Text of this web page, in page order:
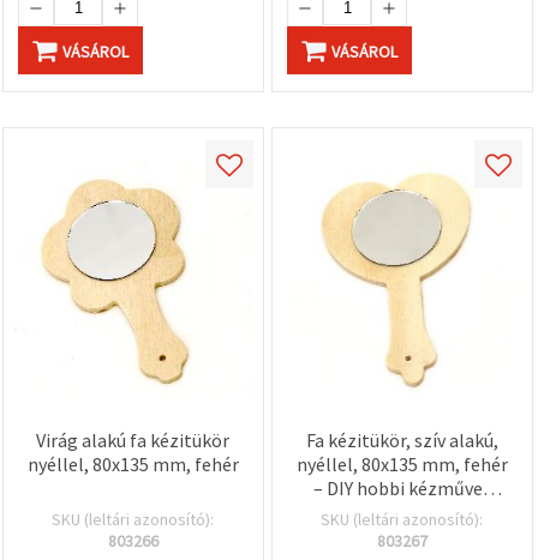
kattintva.
el
Beállítások
VÁSÁROL VÁSÁROL
Virág alakú fa kézitükör
nyéllel, 80x135 mm, fehér
SKU (leltári azonosító):
803266
Fa kézitükör, szív alakú,
nyéllel, 80x135 mm, fehér
– DIY hobbi kézműves
alapanyag
SKU (leltári azonosító):
803267